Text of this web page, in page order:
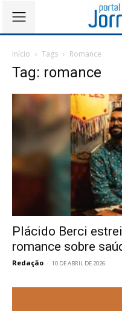
Início Tags Romance
Tag: romance
Plácido Berci
romance sobre
Redação - 10 DE ABRIL DE 2026